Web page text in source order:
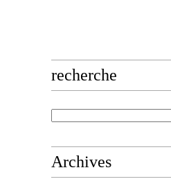
recherche
Archives